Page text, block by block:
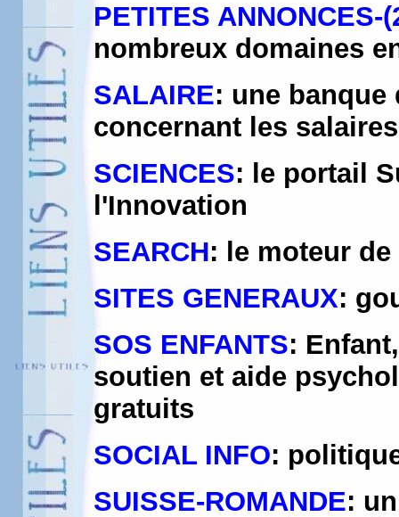
PETITES ANNONCES-
nombreux domaines
SALAIRE: une banque
concernant les
SCIENCES: le portail
l'Innovation
SEARCH: le moteur
SITES GENERAUX:
SOS ENFANTS:
soutien et aide
gratuits
SOCIAL INFO:
SUISSE-ROMANDE: